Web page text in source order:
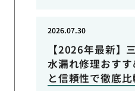
【2026年最新】
水漏れ修理おす
と信頼性で徹底比
2026.07.30